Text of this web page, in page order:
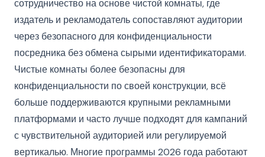
сотрудничество на основе чистой комнаты, где
издатель и рекламодатель сопоставляют аудитории
через безопасного для конфиденциальности
посредника без обмена сырыми идентификаторами.
Чистые комнаты более безопасны для
конфиденциальности по своей конструкции, всё
больше поддерживаются крупными рекламными
платформами и часто лучше подходят для кампаний
с чувствительной аудиторией или регулируемой
вертикалью. Многие программы 2026 года работают